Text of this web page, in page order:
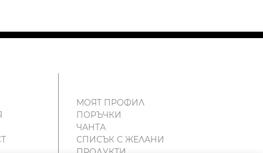
МОЯТ ПРОФИЛ
ПОРЪЧКИ
ЧАНТА
СПИСЪК С ЖЕЛАНИ